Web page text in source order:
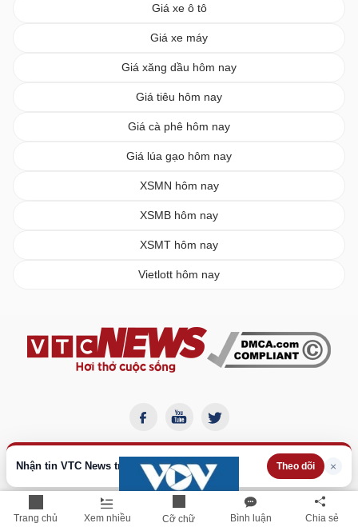
Trang chủ Xem nhiều Cỡ chữ Bình luận Chia sẻ
Nhận tin VTC News trên Google Theo dõi ×
Giá xe ô tô
Giá xe máy
Giá xăng dầu hôm nay
Giá tiêu hôm nay
Giá cà phê hôm nay
Giá lúa gạo hôm nay
XSMN hôm nay
XSMB hôm nay
XSMT hôm nay
Vietlott hôm nay